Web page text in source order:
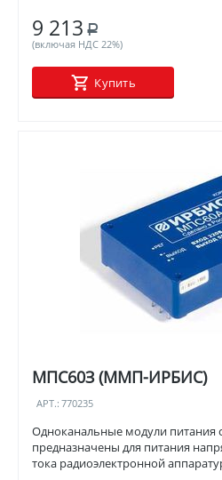
9 213 Р
(включая НДС 22%)
Купить
МПС60З (ММП-ИРБИС)
АРТ.: 770235
Одноканальные модули питания
предназначены для питания
тока радиоэлектронной